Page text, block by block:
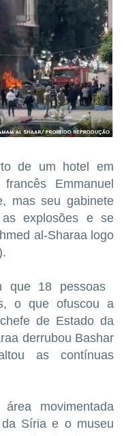
de um hotel em
Emmanuel
mas seu gabinete
explosões e se
al-Sharaa logo
que 18 pessoas
⁠o que ​ofuscou a
de ⁠Estado da
​derrubou Bashar
as contínuas
movimentada
Síria e o museu